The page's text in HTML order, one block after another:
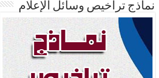
نماذج تراخيص وسائل الإعلام